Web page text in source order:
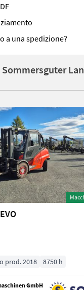
a una spedizione?
prod. 2018 8750 h
GmbH